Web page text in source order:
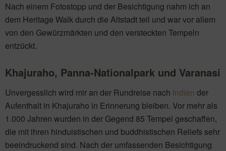
Nach einem Fotostopp und der Besichtigung nahm ich an
dem Heritage Walk durch die Altstadt teil und war vor allem
von den Gewürzmärkten und den versteckten Tempeln
entzückt.
Khajuraho, Panna-Nationalpark und Varanasi
Unvergesslich wird mir an der Rundreise nach Indien der
Aufenthalt in Khajuraho in Erinnerung bleiben. Vor mehr als
1.000 Jahren wurden in der Gegend 85 Tempel geschaffen,
die mit ihren hinduistischen und buddhistischen Reliefs sehr
beeindruckend sind. Nach der umfassenden Besichtigung